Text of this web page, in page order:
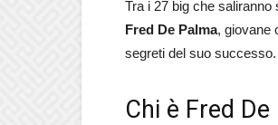
Tra i 27 big che saliranno
Fred De Palma, giovane
segreti del suo successo.
Chi è Fred